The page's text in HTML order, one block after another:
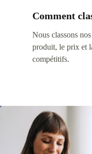
Comment
Nous classons
produit, le prix et
compétitifs.